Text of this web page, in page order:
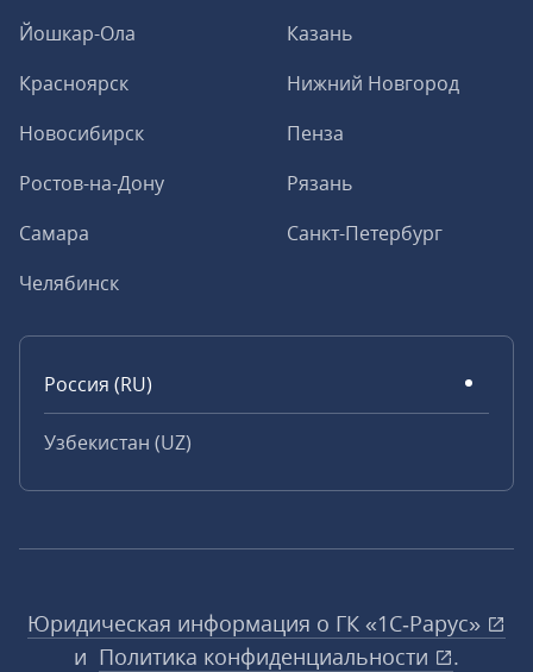
Йошкар-Ола
Казань
Красноярск
Нижний Новгород
Новосибирск
Пенза
Ростов-на-Дону
Рязань
Самара
Санкт-Петербург
Челябинск
Россия (RU)
Узбекистан (UZ)
Юридическая информация о ГК «1С‑Рарус»
и Политика конфиденциальности
.